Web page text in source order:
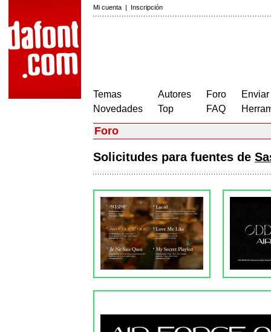
Mi cuenta | Inscripción
Temas
Novedades
Autores
Top
Foro
FAQ
Foro
Solicitudes para fuentes de